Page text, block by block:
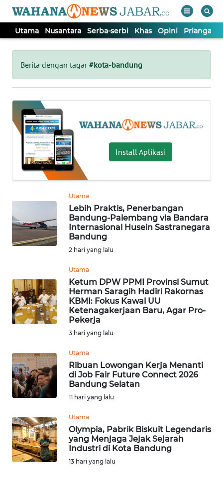
Utama Nusantara Serba-serbi Khas Opini Priangan
Berita dengan tagar#kota-bandung
Install Aplikasi
Utama
Lebih Praktis, Penerbangan
Bandung-Palembang via Bandara
Internasional Husein Sastranegara
Bandung
2 hari yang lalu
Utama
Ketum DPW PPMI Provinsi Sumut
Herman Saragih Hadiri Rakornas
KBMI: Fokus Kawal UU
Ketenagakerjaan Baru, Agar Pro-
Pekerja
3 hari yang lalu
Utama
Ribuan Lowongan Kerja Menanti
di Job Fair Future Connect 2026
Bandung Selatan
11 hari yang lalu
Utama
Olympia, Pabrik Biskuit Legendaris
yang Menjaga Jejak Sejarah
Industri di Kota Bandung
13 hari yang lalu
Tutup
UTAMA
NUSANTARA
SERBA-
SERBI
KHAS
PRIANGAN
SUKABUMI
PURWAKARTA
INDEKS
BERITA
KONTAK
INFO
IKLAN
TENTANG